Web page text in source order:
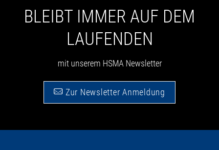
BLEIBT IMMER AUF DEM
LAUFENDEN
mit unserem HSMA Newsletter
Zur Newsletter Anmeldung